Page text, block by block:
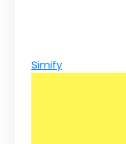
Simify